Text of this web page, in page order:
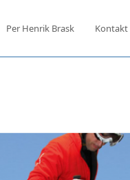
Per Henrik Brask Kontakt